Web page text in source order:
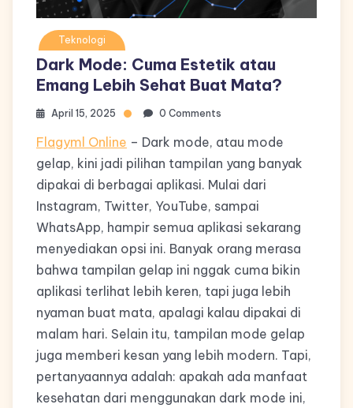
Teknologi
Dark Mode: Cuma Estetik atau
Emang Lebih Sehat Buat Mata?
April 15, 2025 0 Comments
Flagyml Online – Dark mode, atau mode
gelap, kini jadi pilihan tampilan yang banyak
dipakai di berbagai aplikasi. Mulai dari
Instagram, Twitter, YouTube, sampai
WhatsApp, hampir semua aplikasi sekarang
menyediakan opsi ini. Banyak orang merasa
bahwa tampilan gelap ini nggak cuma bikin
aplikasi terlihat lebih keren, tapi juga lebih
nyaman buat mata, apalagi kalau dipakai di
malam hari. Selain itu, tampilan mode gelap
juga memberi kesan yang lebih modern. Tapi,
pertanyaannya adalah: apakah ada manfaat
kesehatan dari menggunakan dark mode ini,